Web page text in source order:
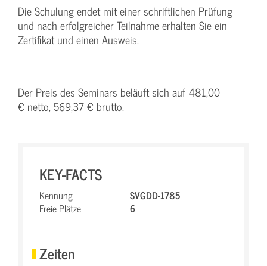
Die Schulung endet mit einer schriftlichen Prüfung
und nach erfolgreicher Teilnahme erhalten Sie ein
Zertifikat und einen Ausweis.
Der Preis des Seminars beläuft sich auf 481,00
€ netto, 569,37 € brutto.
KEY-FACTS
Kennung
SVGDD-1785
Freie Plätze
6
Zeiten